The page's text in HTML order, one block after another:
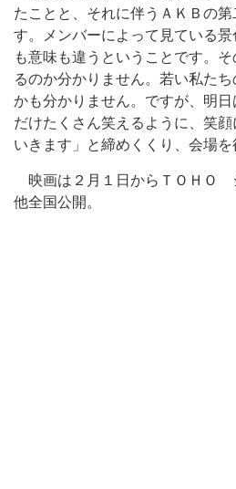
たことと、それに伴うＡＫＢの
す。メンバーによって見ている
も意味も違うということです。
るのか分かりません。若い私た
かも分かりません。ですが、明
だけたくさん笑えるように、笑
いきます」と締めくくり、会場を
映画は２月１日からＴＯＨＯ
他全国公開。